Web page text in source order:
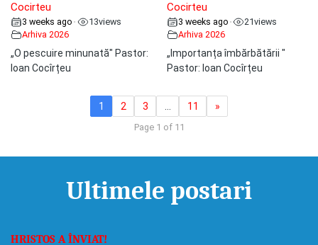
Cocirteu
3 weeks ago • 13views
Arhiva 2026
„O pescuire minunată" Pastor:
Ioan Cocîrțeu
Cocirteu
3 weeks ago • 21views
Arhiva 2026
„Importanța îmbărbătării "
Pastor: Ioan Cocîrțeu
1 2 3 11 »
Page 1 of 11
Ultimele postari
HRISTOS A ÎNVIAT!